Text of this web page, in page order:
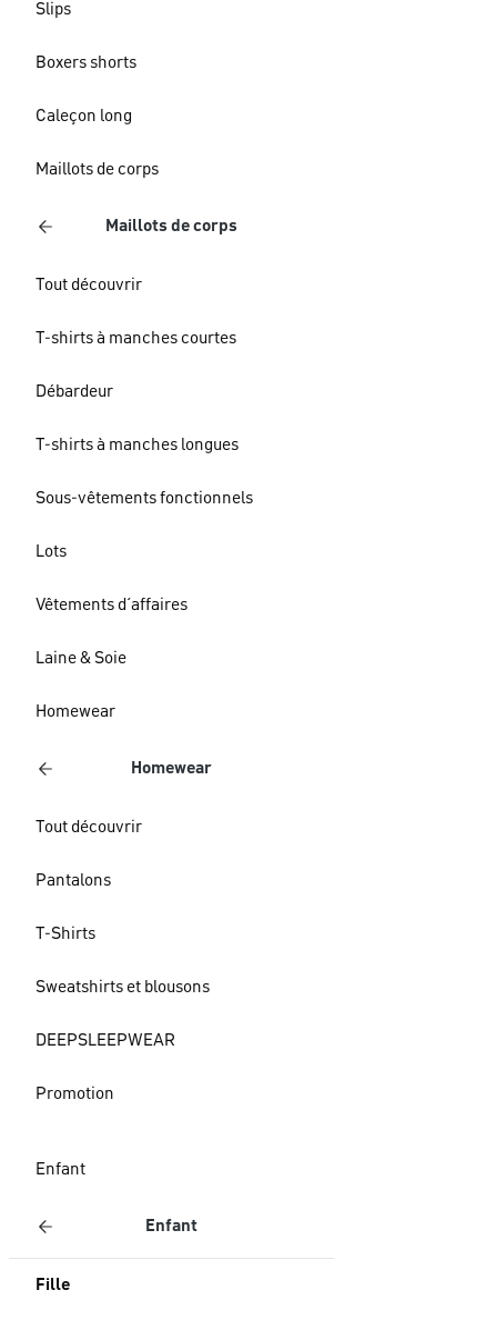
Slips
Boxers shorts
Caleçon long
Maillots de corps
Maillots de corps
Tout découvrir
T-shirts à manches courtes
Débardeur
T-shirts à manches longues
Sous-vêtements fonctionnels
Lots
Vêtements d´affaires
Laine & Soie
Homewear
Homewear
Tout découvrir
Pantalons
T-Shirts
Sweatshirts et blousons
DEEPSLEEPWEAR
Promotion
Enfant
Enfant
Fille